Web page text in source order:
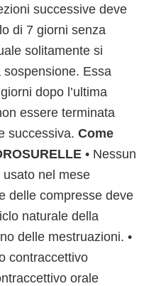
successive deve
di 7 giorni senza
solitamente si
sospensione. Essa
dopo l’ultima
essere terminata
successiva. Come
• Nessun
nel mese
delle compresse deve
naturale della
delle mestruazioni. •
contraccettivo
orale